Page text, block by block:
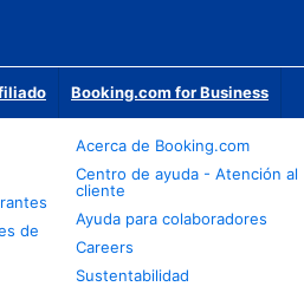
Booking.com for Business
de
Acerca de Booking.com
Centro de ayuda - Atención al
cliente
Ayuda para colaboradores
Careers
Sustentabilidad